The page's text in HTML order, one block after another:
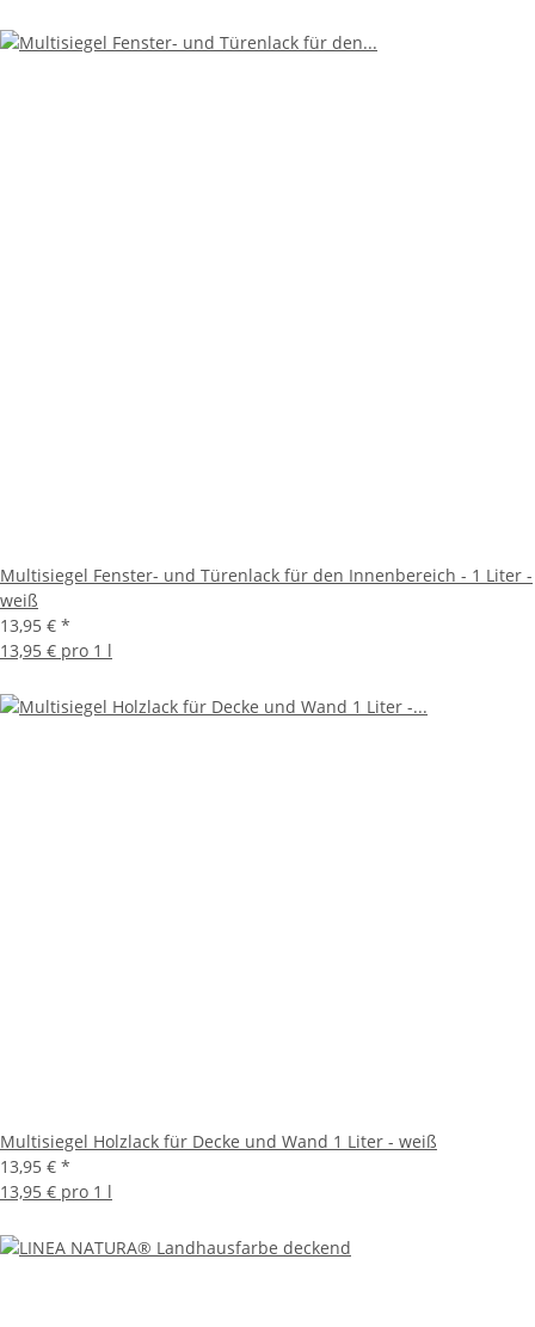
Multisiegel Fenster- und Türenlack für den Innenbereich - 1 Liter -
weiß
13,95 € *
13,95 € pro 1 l
Multisiegel Holzlack für Decke und Wand 1 Liter - weiß
13,95 € *
13,95 € pro 1 l